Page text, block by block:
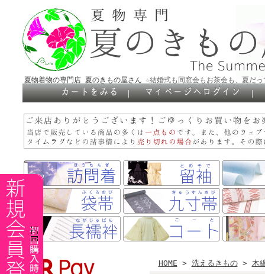
夏物着物の専門店 夏のきもの屋さん ☆結婚式も同窓会もお茶会も、夏だ
｜ ｜
HOME > 洗えるきもの> 木